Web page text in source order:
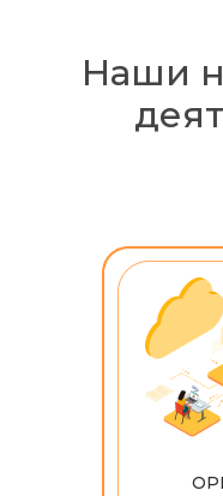
Наши